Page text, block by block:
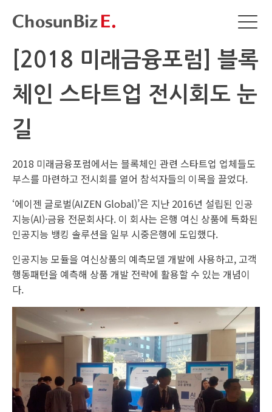
[2018 미래금융포럼] 블록
체인 스타트업 전시회도 눈
길
2018 미래금융포럼에서는 블록체인 관련 스타트업 업체들도
부스를 마련하고 전시회를 열어 참석자들의 이목을 끌었다.
‘에이젠 글로벌(AIZEN Global)’은 지난 2016년 설립된 인공
지능(AI)·금융 전문회사다. 이 회사는 은행 여신 상품에 특화된
인공지능 뱅킹 솔루션을 일부 시중은행에 도입했다.
인공지능 모듈을 여신상품의 예측모델 개발에 사용하고, 고객
행동패턴을 예측해 상품 개발 전략에 활용할 수 있는 개념이
다.